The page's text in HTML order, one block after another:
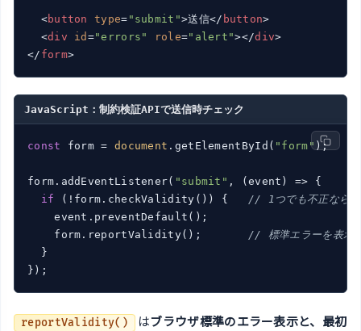
<button type= "submit">送信</ button>
<div id ="errors" role="alert"></div>
</ form>
JavaScript：制約検証APIで送信時チェック
const form = document .getElementById( "form" );
form.addEventListener( "submit" , ( event ) => {
if (!form.checkValidity()) { // 1つでも不正なら
    event.preventDefault();
    form.reportValidity();
// 標準エラーを表示
  }
});
reportValidity() はブラウザ標準のエラー表示と、最初